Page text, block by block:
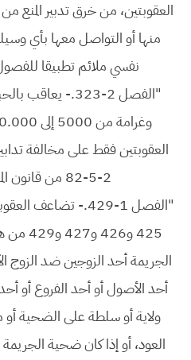
العقوبتين، من خرق تدبير المنع
منها أو التواصل معها بأي
نفسي ملائم تطبيقا للفصول 1-88 و3-88
"الفصل 2-323.-
العقوبتين فقط على مخالفة تدابير
2-5-82 من قانون المسطرة الجنائية."
"الفصل 1-429.-
425
الجريمة أحد الزوجين ضد الزوج
أحد الأصول أو أحد الفروع أو
ولاية أو سلطة على الضحية أو
العود، أو إذا كان ضحية